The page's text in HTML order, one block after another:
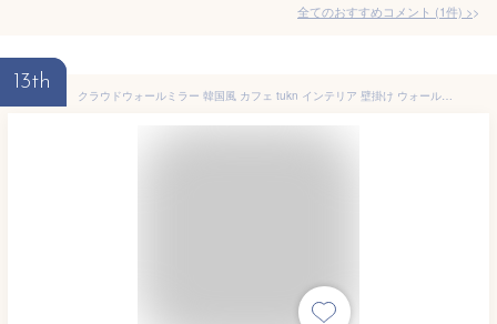
全てのおすすめコメント (1件) >
13th
クラウドウォールミラー 韓国風 カフェ tukn インテリア 壁掛け ウォールミラー 軽量 北欧 ナチュラル シンプル 木製 雲 ベビー部屋 韓国 インテリア